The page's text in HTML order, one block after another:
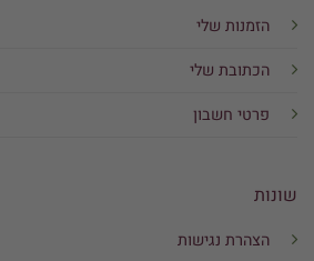
הזמנות שלי
הכתובת שלי
פרטי חשבון
שונות
הצהרת נגישות